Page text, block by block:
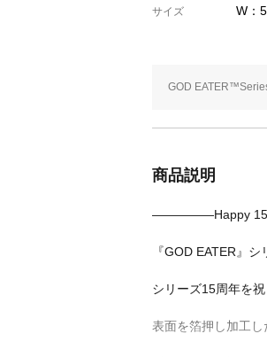
サイズ W：
GOD
商品説明
―――――Happy
『GOD EATER』
シリーズ15周年を
表面を箔押し加工し